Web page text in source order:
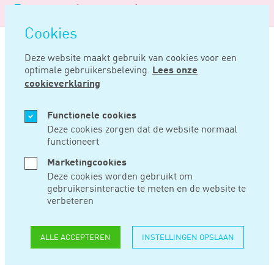
overslaan
Cookies
Deze website maakt gebruik van cookies voor een
optimale gebruikersbeleving. Lees onze
cookieverklaring
Functionele cookies
Deze cookies zorgen dat de website normaal
functioneert
Marketingcookies
Deze cookies worden gebruikt om
gebruikersinteractie te meten en de website te
verbeteren
ALLE ACCEPTEREN INSTELLINGEN OPSLAAN
Logo
Noord
Negentig
Home Nieuws Noodpakket voor banen en economie
MRT 18, 2020
NOODPAKKET VOOR
BANEN EN
ECONOMIE
Het kabinet heeft 17 maart naar eigen zeggen